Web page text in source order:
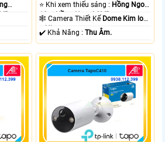
⭐ Khi xem thiếu sáng : Hồng Ngoại
10m Hồng Ngoại SMD.
🕸️ Camera Thiết Kế Dome Kim loại
+ Nhựa.
️✔️ Khả Năng :Thu Âm.